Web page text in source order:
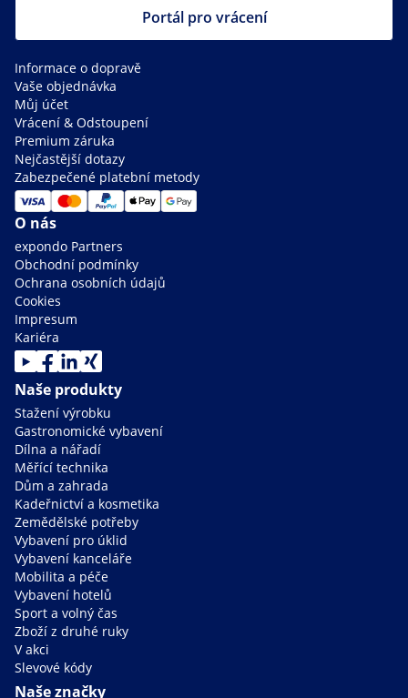
Portál pro vrácení
Informace o dopravě
Vaše objednávka
Můj účet
Vrácení & Odstoupení
Premium záruka
Nejčastější dotazy
Zabezpečené platební metody
O nás
expondo Partners
Obchodní podmínky
Ochrana osobních údajů
Cookies
Impresum
Kariéra
Naše produkty
Stažení výrobku
Gastronomické vybavení
Dílna a nářadí
Měřící technika
Dům a zahrada
Kadeřnictví a kosmetika
Zemědělské potřeby
Vybavení pro úklid
Vybavení kanceláře
Mobilita a péče
Vybavení hotelů
Sport a volný čas
Zboží z druhé ruky
V akci
Slevové kódy
Naše značky